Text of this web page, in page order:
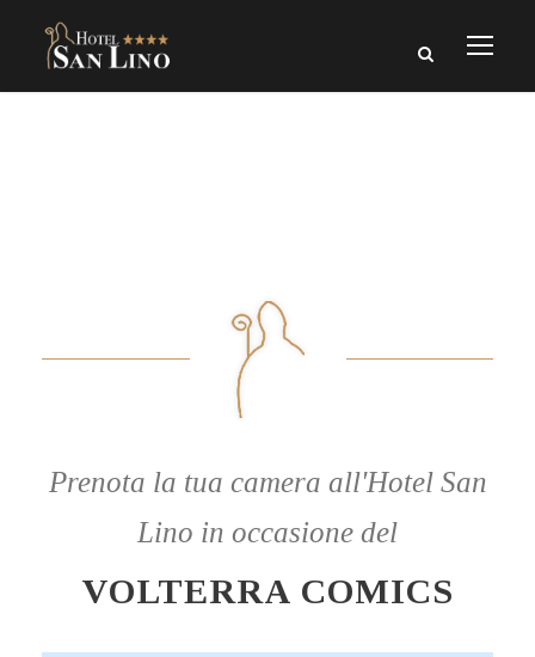
Prenota la tua camera all'Hotel San
Lino in occasione del
VOLTERRA COMICS